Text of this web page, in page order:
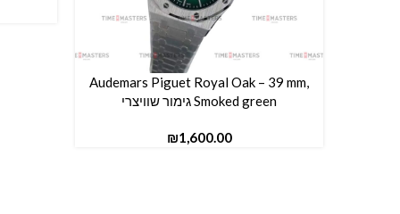
הוספה לסל
Audemars Piguet Royal Oak – 39 mm,
Smoked green גימור שוויצרי
₪